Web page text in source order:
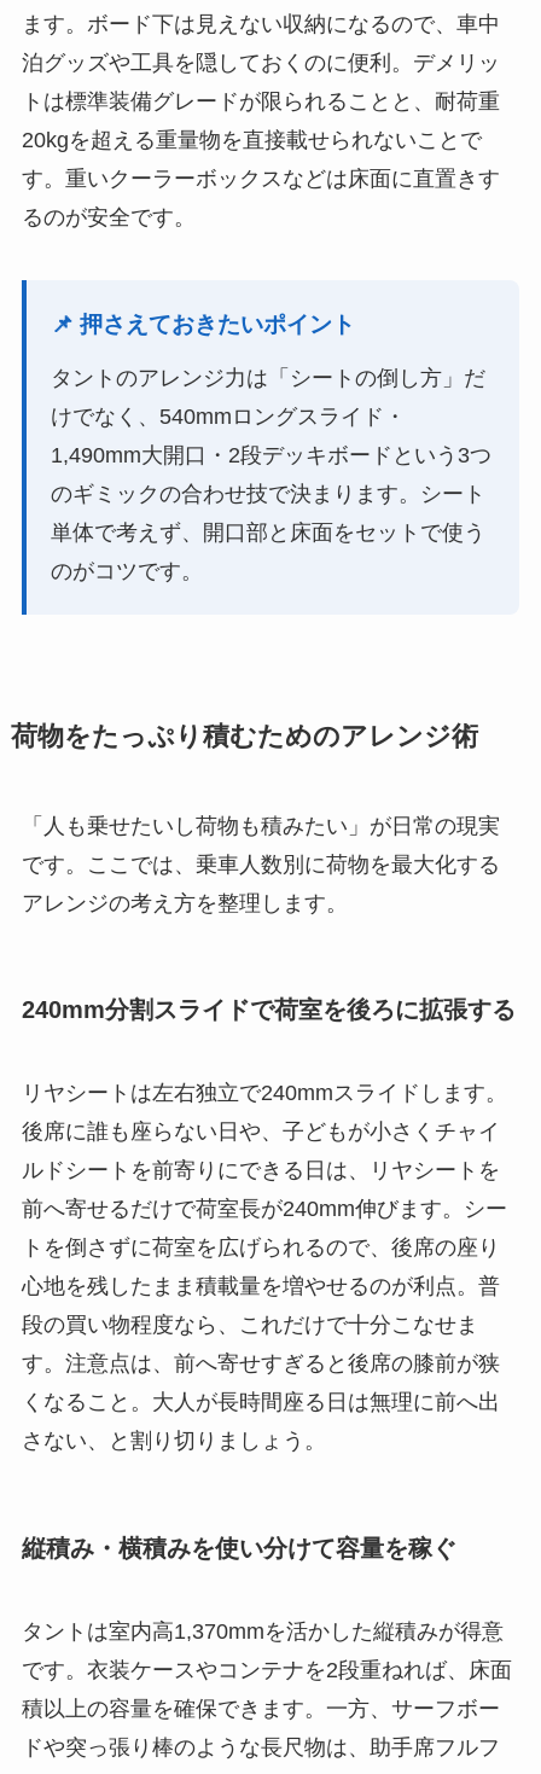
ます。ボード下は見えない収納になるので、車中
泊グッズや工具を隠しておくのに便利。デメリッ
トは標準装備グレードが限られることと、耐荷重
20kgを超える重量物を直接載せられないことで
す。重いクーラーボックスなどは床面に直置きす
るのが安全です。
📌 押さえておきたいポイント
タントのアレンジ力は「シートの倒し方」だ
けでなく、540mmロングスライド・
1,490mm大開口・2段デッキボードという3つ
のギミックの合わせ技で決まります。シート
単体で考えず、開口部と床面をセットで使う
のがコツです。
荷物をたっぷり積むためのアレンジ術
「人も乗せたいし荷物も積みたい」が日常の現実
です。ここでは、乗車人数別に荷物を最大化する
アレンジの考え方を整理します。
240mm分割スライドで荷室を後ろに拡張する
リヤシートは左右独立で240mmスライドします。
後席に誰も座らない日や、子どもが小さくチャイ
ルドシートを前寄りにできる日は、リヤシートを
前へ寄せるだけで荷室長が240mm伸びます。シー
トを倒さずに荷室を広げられるので、後席の座り
心地を残したまま積載量を増やせるのが利点。普
段の買い物程度なら、これだけで十分こなせま
す。注意点は、前へ寄せすぎると後席の膝前が狭
くなること。大人が長時間座る日は無理に前へ出
さない、と割り切りましょう。
縦積み・横積みを使い分けて容量を稼ぐ
タントは室内高1,370mmを活かした縦積みが得意
です。衣装ケースやコンテナを2段重ねれば、床面
積以上の容量を確保できます。一方、サーフボー
ドや突っ張り棒のような長尺物は、助手席フルフ